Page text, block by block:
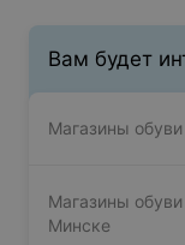
связываться с
Вам будет
Магазины
Магазины
Минске